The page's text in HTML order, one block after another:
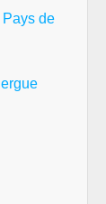
Pays de